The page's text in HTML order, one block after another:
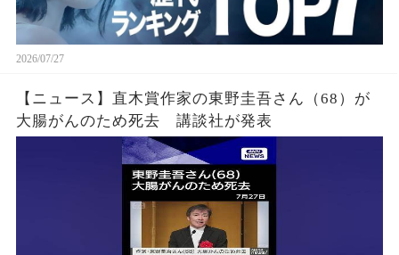
2026/07/27
【ニュース】直木賞作家の東野圭吾さん（68）が
大腸がんのため死去 講談社が発表